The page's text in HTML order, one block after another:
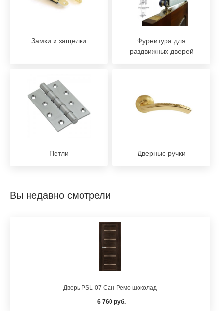
Замки и защелки
Фурнитура для
раздвижных дверей
Петли Дверные ручки
Вы недавно смотрели
Дверь PSL-07 Сан-Ремо шоколад
6 760 руб.